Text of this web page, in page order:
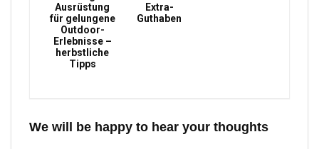
Ausrüstung
für gelungene
Outdoor-
Erlebnisse –
herbstliche
Tipps
Extra-
Guthaben
We will be happy to hear your thoughts